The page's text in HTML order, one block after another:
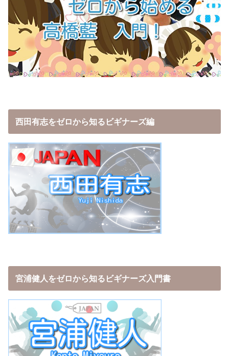
西田有志をゼロから知るビギナーズ編
宮浦健人をゼロから知るビギナーズ入門書